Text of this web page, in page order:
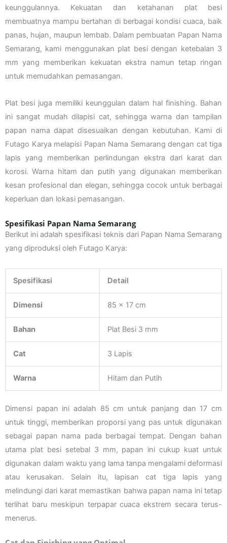
keunggulannya. Kekuatan dan ketahanan plat besi
membuatnya mampu bertahan di berbagai kondisi cuaca, baik
panas, hujan, maupun lembab. Dalam pembuatan Papan Nama
Semarang, kami menggunakan plat besi dengan ketebalan 3
mm yang memberikan kekuatan ekstra namun tetap ringan
untuk memudahkan pemasangan.
Plat besi juga memiliki keunggulan dalam hal finishing. Bahan
ini sangat mudah dilapisi cat, sehingga warna dan tampilan
papan nama dapat disesuaikan dengan kebutuhan. Kami di
Futago Karya melapisi Papan Nama Semarang dengan cat tiga
lapis yang memberikan perlindungan ekstra dari karat dan
korosi. Warna hitam dan putih yang digunakan memberikan
kesan profesional dan elegan, sehingga cocok untuk berbagai
keperluan dan lokasi pemasangan.
Spesifikasi Papan Nama Semarang
Berikut ini adalah spesifikasi teknis dari Papan Nama Semarang
yang diproduksi oleh Futago Karya:
Spesifikasi Detail
Dimensi 85 x 17 cm
Bahan Plat Besi 3 mm
Cat 3 Lapis
Warna Hitam dan Putih
Dimensi papan ini adalah 85 cm untuk panjang dan 17 cm
untuk tinggi, memberikan proporsi yang pas untuk digunakan
sebagai papan nama pada berbagai tempat. Dengan bahan
utama plat besi setebal 3 mm, papan ini cukup kuat untuk
digunakan dalam waktu yang lama tanpa mengalami deformasi
atau kerusakan. Selain itu, lapisan cat tiga lapis yang
melindungi dari karat memastikan bahwa papan nama ini tetap
terlihat baru meskipun terpapar cuaca ekstrem secara terus-
menerus.